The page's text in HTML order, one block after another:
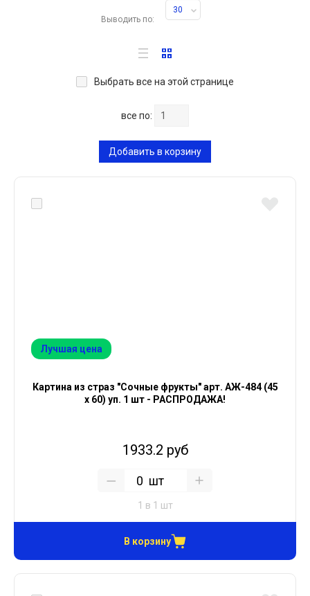
Выводить по:
30
Выбрать все на этой странице
все по:
Добавить в корзину
Лучшая цена
Картина из страз "Сочные фрукты" арт. АЖ-484 (45
х 60) уп. 1 шт - РАСПРОДАЖА!
1933.2 руб
шт
1 в 1 шт
В корзину